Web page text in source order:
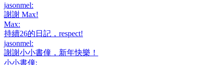
jasonmel:
謝謝 Max!
Max:
持續26的日記，respect!
jasonmel:
謝謝小小書僮，新年快樂！
小小書僮: